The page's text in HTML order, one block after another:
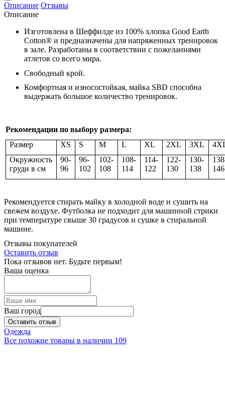
Описание Отзывы
Описание
Изготовлена в Шеффилде из 100% хлопка Good Earth
Cotton® и предназначены для напряженных тренировок
в зале. Разработаны в соответствии с пожеланиями
атлетов со всего мира.
Свободный крой.
Комфортная и износостойкая, майка SBD способна
выдержать большое количество тренировок.
Рекомендации по выбору размера:
Размер
XS S M L XL 2XL 3XL
Окружность
груди в см
90-
96
96-
102
102-
108
108-
114
114-
122
122-
130
130-
138
146
Рекомендуется стирать майку в холодной воде и сушить на
свежем воздухе. Футболка не подходит для машинной стрики
при температуре свыше 30 градусов и сушке в стиральной
машине.
Отзывы покупателей
Оставить отзыв
Пока отзывов нет. Будьте первым!
Ваша оценка
Ваш город
Оставить отзыв
Одежда
Все похожие товары в наличии 109